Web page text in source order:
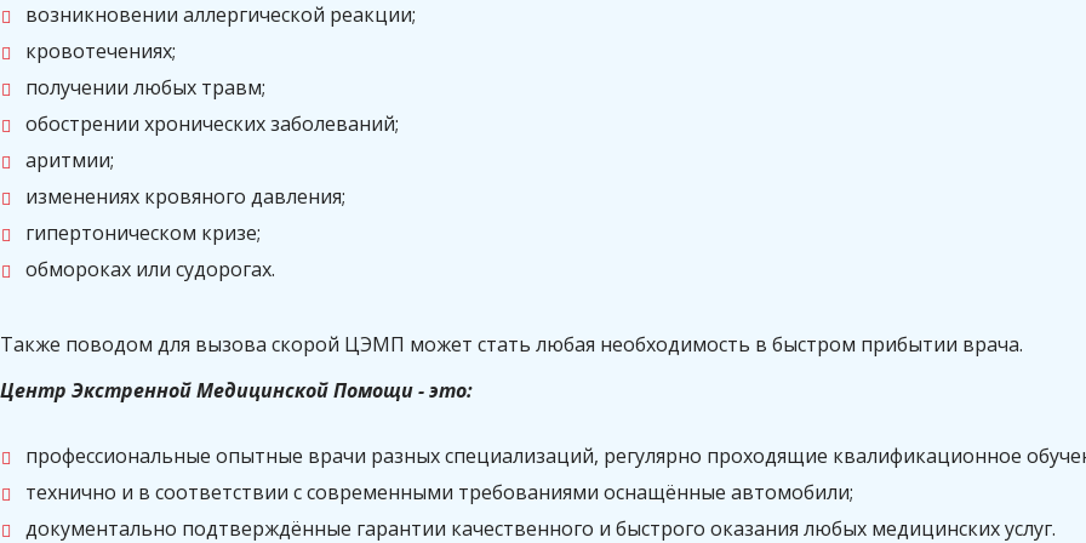
возникновении аллергической реакции;
кровотечениях;
получении любых травм;
обострении хронических заболеваний;
аритмии;
изменениях кровяного давления;
гипертоническом кризе;
обмороках или судорогах.
Также поводом для вызова скорой ЦЭМП может стать любая необходимость в быстром прибытии врача.
Центр Экстренной Медицинской Помощи - это:
профессиональные опытные врачи разных специализаций, регулярно проходящие квалификационное
технично и в соответствии с современными требованиями оснащённые автомобили;
документально подтверждённые гарантии качественного и быстрого оказания любых медицинских услуг.